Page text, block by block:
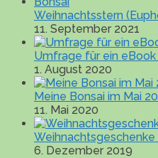
Weihnachtsstern
11. September 2021
Umfrage für ein eBook
1. August 2020
Meine Bonsai im Mai
11. Mai 2020
Weihnachtsgeschenke
6. Dezember 2019